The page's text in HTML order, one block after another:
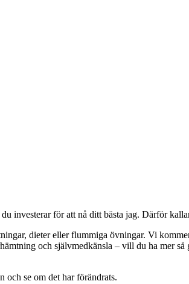
investerar för att nå ditt bästa jag. Därför
dieter eller flummiga övningar. Vi
och självmedkänsla – vill du ha mer
och se om det har förändrats.